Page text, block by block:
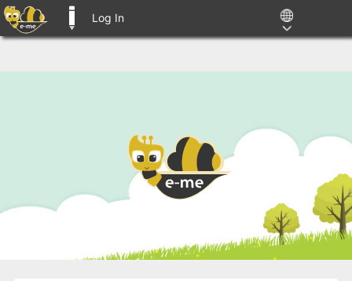
Log In